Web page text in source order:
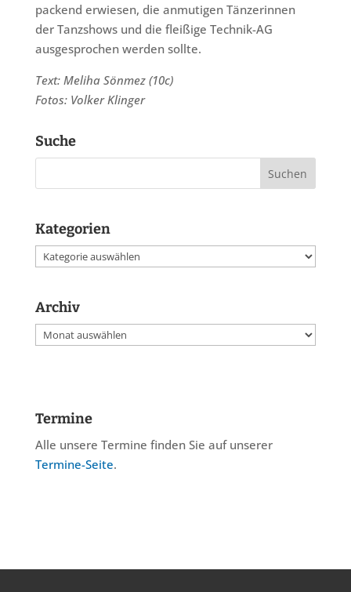
packend erwiesen, die anmutigen Tänzerinnen
der Tanzshows und die fleißige Technik-AG
ausgesprochen werden sollte.
Text: Meliha Sönmez (10c)
Fotos: Volker Klinger
Suche
Kategorien
Kategorien
Archiv
Archiv
Termine
Alle unsere Termine finden Sie auf unserer
Termine-Seite.